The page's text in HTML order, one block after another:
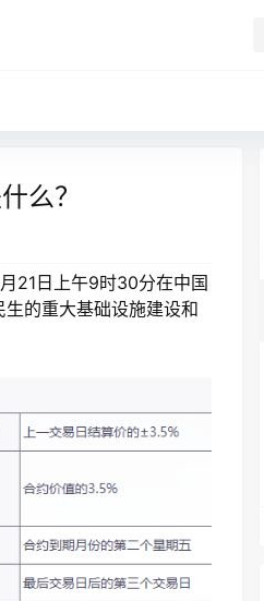
么？
21日上午9时30分在中国
的重大基础设施建设和